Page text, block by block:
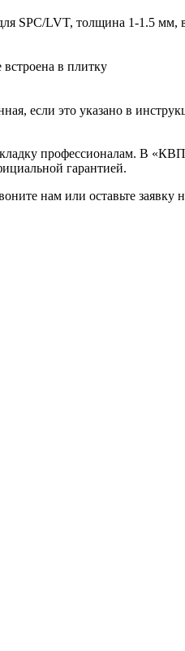
SPC/LVT, толщина 1-1.5 мм,
в плитку
если это указано в
профессионалам. В
гарантией.
нам или оставьте заявку